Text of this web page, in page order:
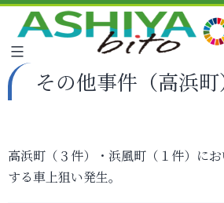
その他事件（高浜
高浜町（３件）・浜風町（１件）に
する車上狙い発生。